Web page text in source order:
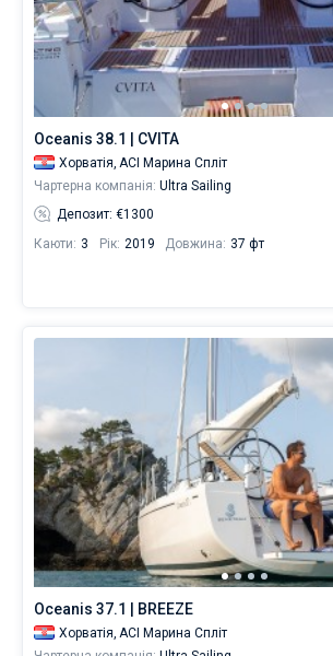
Oceanis 38.1 | CVITA
Хорватія, ACI Марина Спліт
Чартерна компанія: Ultra Sailing
Депозит: €1300
Каюти: 3 Рік: 2019 Довжина: 37 фт
Oceanis 37.1 | BREEZE
Хорватія, ACI Марина Спліт